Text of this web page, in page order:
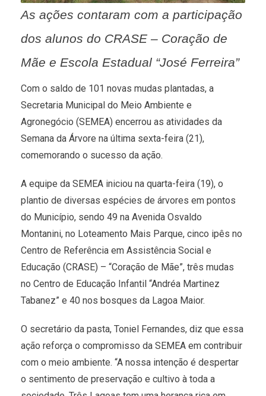
As ações contaram com a participação
dos alunos do CRASE – Coração de
Mãe e Escola Estadual “José Ferreira”
Com o saldo de 101 novas mudas plantadas, a
Secretaria Municipal do Meio Ambiente e
Agronegócio (SEMEA) encerrou as atividades da
Semana da Árvore na última sexta-feira (21),
comemorando o sucesso da ação.
A equipe da SEMEA iniciou na quarta-feira (19), o
plantio de diversas espécies de árvores em pontos
do Município, sendo 49 na Avenida Osvaldo
Montanini, no Loteamento Mais Parque, cinco ipês no
Centro de Referência em Assistência Social e
Educação (CRASE) – “Coração de Mãe”, três mudas
no Centro de Educação Infantil “Andréa Martinez
Tabanez” e 40 nos bosques da Lagoa Maior.
O secretário da pasta, Toniel Fernandes, diz que essa
ação reforça o compromisso da SEMEA em contribuir
com o meio ambiente. “A nossa intenção é despertar
o sentimento de preservação e cultivo à toda a